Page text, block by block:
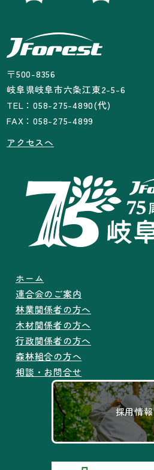
〒500-8356
岐阜県岐阜市六条江東2-5-6
TEL：058-275-4890(代)
FAX：058-275-4899
アクセスへ
ホーム
連合会のご案内
林業関係者の方へ
木材関係者の方へ
行政関係者の方へ
森林組合の方へ
相談・お問合せ
採用情報